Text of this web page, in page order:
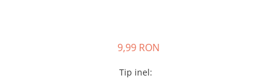
9,99 RON
Tip inel: